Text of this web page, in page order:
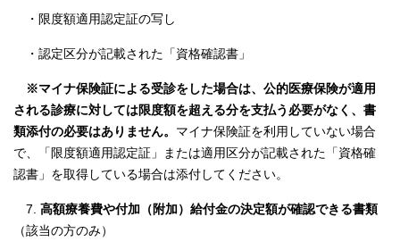
・限度額適用認定証の写し
・認定区分が記載された「資格確認書」
※マイナ保険証による受診をした場合は、公的医療保険が適用
される診療に対しては限度額を超える分を支払う必要がなく、書
類添付の必要はありません。 マイナ保険証を利用していない場合
で、「限度額適用認定証」または適用区分が記載された「資格確
認書」を取得している場合は添付してください。
7. 高額療養費や付加（附加）給付金の決定額が確認できる書類
（該当の方のみ）